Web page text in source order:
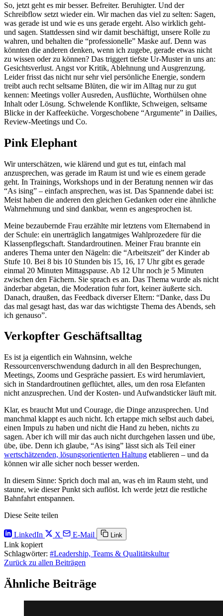
So, jetzt geht es mir besser. Befreiter. Beruhigter. Und der
Schreibflow setzt wieder ein. Wir machen das viel zu selten: Sagen,
was gerade ist und wie es uns gerade ergeht. Also wirklich geht-
und sagen. Stattdessen sind wir damit beschäftigt, unsere Rolle zu
wahren, und behalten die “professionelle” Maske auf. Denn was
könnten die anderen denken, wenn ich zugebe, gerade etwas nicht
zu wissen oder zu können? Das triggert tiefste Ur-Muster in uns an:
Gesichtsverlust. Angst vor Kritik, Ablehnung und Ausgrenzung.
Leider frisst das nicht nur sehr viel persönliche Energie, sondern
treibt auch recht seltsame Blüten, die wir im Alltag nur zu gut
kennen: Meetings voller Ausreden, Ausflüchte, Worthülsen ohne
Inhalt oder Lösung. Schwelende Konflikte, Schweigen, seltsame
Blicke in der Kaffeeküche. Vorgeschobene “Argumente” in Dailies,
Review-Meetings und Co.
Pink Elephant
Wir unterschätzen, wie klärend und gut es tut, einfach mal
anzusprechen, was gerade im Raum ist und wie es einem gerade
geht. In Trainings, Workshops und in der Beratung nennen wir das
“As ising” – einfach ansprechen, was ist. Das Spannende dabei ist:
Meist haben die anderen den gleichen Gedanken oder eine ähnliche
Wahrnehmung und sind dankbar, wenn es angesprochen ist.
Meine bezaubernde Frau erzählte mir letztens vom Elternabend in
der Schule: ein unerträglich langatmiges Wahlprozedere für die
Klassenpflegschaft. Standardroutinen. Meiner Frau brannte ein
anderes Thema unter den Nägeln: die “Arbeitszeit” der Kinder ab
Stufe 10. Bei 8 bis 10 Stunden bis 15, 16, 17 Uhr gibt es gerade
einmal 20 Minuten Mittagspause. Ab 12 Uhr noch je 5 Minuten
zwischen den Fächern. Sie sprach es an. Das Thema wurde als nicht
änderbar abgetan, die Moderation fuhr fort, keiner äußerte sich.
Danach, draußen, das Feedback diverser Eltern: “Danke, dass Du
das mal gesagt hast, das war das wichtigste Thema des Abends, seh
ich genauso”.
Verkopfter Geschäftsalltag
Es ist ja eigentlich ein Wahnsinn, welche
Ressourcenverschwendung dadurch in all den Besprechungen,
Meetings, Zooms und Gespräche passiert. Es wird herumlaviert,
sich in Standardroutinen geflüchtet, alles, um den rosa Elefanten
nicht anzusprechen. Und der Kosten- und Aufwandsticker läuft mit.
Klar, es braucht Mut und Courage, die Dinge anzusprechen. Und
manchmal klappt es auch nicht. Ich ertappe mich selbst auch dabei,
einen Impuls zu haben und nicht die Hand zu heben, nichts zu
sagen. Aber ich will mir das auch nicht durchgehen lassen und übe,
übe, übe. Denn ich glaube, “As ising” lässt sich als Teil einer
wertschätzenden, lösungsorientierten Haltung etablieren – und da
können wir alle sicher noch besser werden.
In diesem Sinne: Sprich doch mal an, was eh im Raum steht, und
staune, wie dieser Punkt sich auflöst. Ich werde jetzt die restliche
Bahnfahrt entspannen.
Diese Seite teilen
LinkedIn X E-Mail Link
Link kopiert
Schlagwörter: #Leadership, Teams & Qualitätskultur
Zurück zu allen Beiträgen
Ähnliche Beiträge